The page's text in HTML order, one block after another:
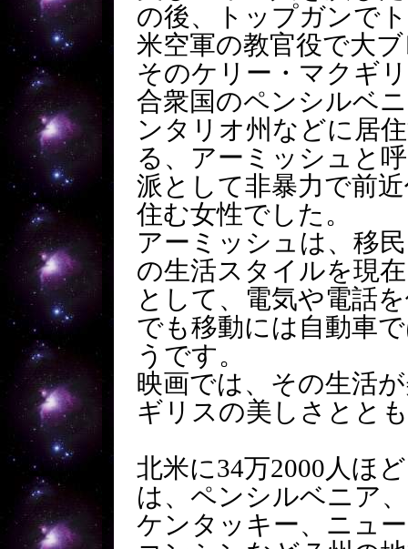
の後、トップガンで
米空軍の教官役で大
そのケリー・マクギ
合衆国のペンシルベ
ンタリオ州などに居
る、アーミッシュと
派として非暴力で前
住む女性でした。
アーミッシュは、移
の生活スタイルを現
として、電気や電話
でも移動には自動車
うです。
映画では、その生活
ギリスの美しさとと
北米に34万2000人ほ
は、ペンシルベニア
ケンタッキー、ニュ